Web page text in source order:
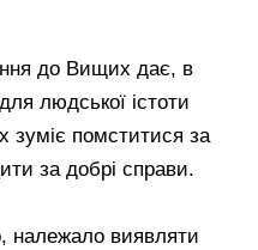
до Вищих дає, в
людської істоти
зуміє помститися за
за добрі справи.
належало виявляти